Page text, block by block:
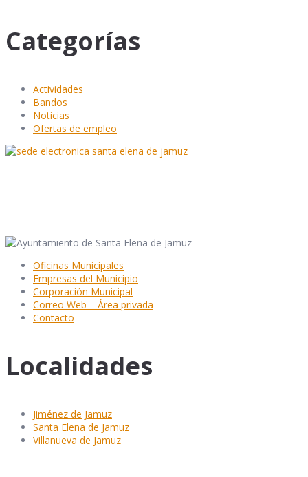
Categorías
Actividades
Bandos
Noticias
Ofertas de empleo
Oficinas Municipales
Empresas del Municipio
Corporación Municipal
Correo Web – Área privada
Contacto
Localidades
Jiménez de Jamuz
Santa Elena de Jamuz
Villanueva de Jamuz